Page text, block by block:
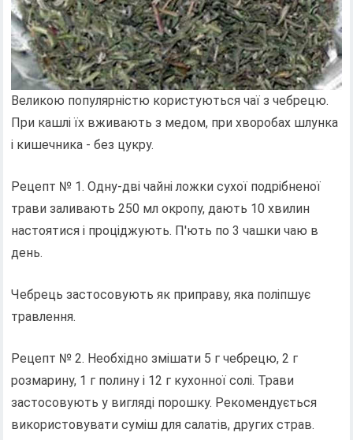
Великою популярністю користуються чаї з чебрецю.
При кашлі їх вживають з медом, при хворобах шлунка
і кишечника - без цукру.
Рецепт № 1. Одну-дві чайні ложки сухої подрібненої
трави заливають 250 мл окропу, дають 10 хвилин
настоятися і проціджують. П'ють по 3 чашки чаю в
день.
Чебрець застосовують як приправу, яка поліпшує
травлення.
Рецепт № 2. Необхідно змішати 5 г чебрецю, 2 г
розмарину, 1 г полину і 12 г кухонної солі. Трави
застосовують у вигляді порошку. Рекомендується
використовувати суміш для салатів, других страв.